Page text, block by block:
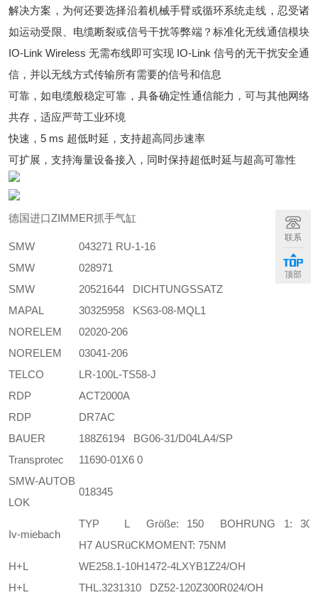
解决方案，为何还要选择沿着机械手臂或循环系统走线，忍受诸
如运动受限、电缆断裂或信号干扰等弊端？标准化无线通信模块
IO-Link Wireless 无需布线即可实现 IO-Link 信号的无干扰安全通
信，并以无线方式传输所有需要的信号和信息
可靠，如电缆般稳定可靠，具备确定性通信能力，可与其他网络
共存，适应严苛工业环境
快速，5 ms 超低时延，支持超高同步速率
可扩展，支持海量设备接入，同时保持超低时延与超高可靠性
德国进口ZIMMER抓手气缸
SMW
043271 RU-1-16
SMW
028971
SMW
20521644 DICHTUNGSSATZ
MAPAL
30325958 KS63-08-MQL1
NORELEM
02020-206
NORELEM
03041-206
TELCO
LR-100L-TS58-J
RDP
ACT2000A
RDP
DR7AC
BAUER
188Z6194 BG06-31/D04LA4/SP
Transprotec
11690-01X6 0
SMW-AUTOB
LOK
018345
Iv-miebach
TYP L Größe: 150
BOHRUNG 1: 30
H7 AUSRüCKMOMENT: 75NM
H+L
WE258.1-10H1472-4LXYB1Z24/OH
H+L
THL.3231310 DZ52-120Z300R024/OH
联系
顶部